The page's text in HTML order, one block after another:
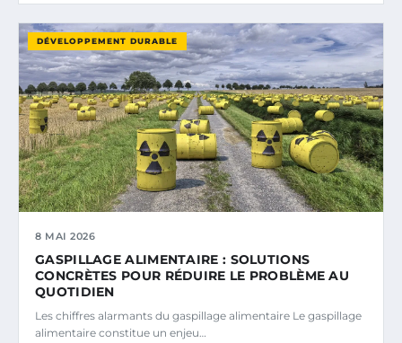
DÉVELOPPEMENT DURABLE
8 MAI 2026
GASPILLAGE ALIMENTAIRE : SOLUTIONS
CONCRÈTES POUR RÉDUIRE LE PROBLÈME AU
QUOTIDIEN
Les chiffres alarmants du gaspillage alimentaire Le gaspillage
alimentaire constitue un enjeu…